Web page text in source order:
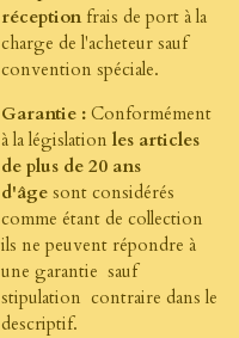
réception frais de port à la
charge de l'acheteur sauf
convention spéciale.
Garantie : Conformément
à la législation les articles
de plus de 20 ans
d'âge sont considérés
comme étant de collection
ils ne peuvent répondre à
une garantie sauf
stipulation contraire dans le
descriptif.